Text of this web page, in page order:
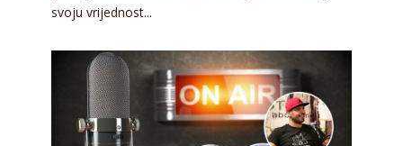
svoju vrijednost...